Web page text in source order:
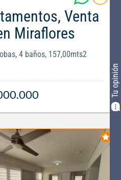
Tu opinión
Venta
Miraflores
4 baños, 157,00mts2